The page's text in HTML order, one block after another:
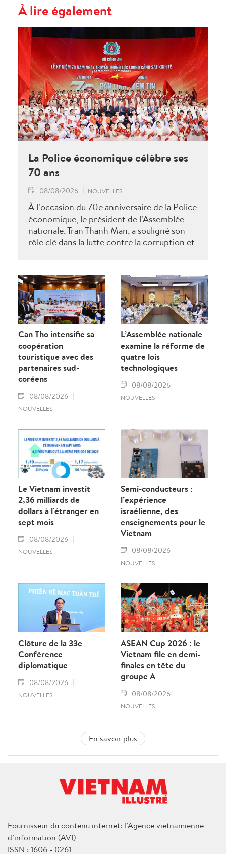
À lire également
La Police économique célèbre ses
70 ans
08/08/2026 NOUVELLES
À l’occasion du 70e anniversaire de la Police
économique, le président de l’Assemblée
nationale, Tran Thanh Man, a souligné son
rôle clé dans la lutte contre la corruption et
Can Tho intensifie sa
coopération
touristique avec des
partenaires sud-
coréens
08/08/2026
NOUVELLES
L’Assemblée nationale
examine la réforme de
quatre lois
technologiques
08/08/2026
NOUVELLES
Le Vietnam investit
2,36 milliards de
dollars à l'étranger en
sept mois
08/08/2026
NOUVELLES
Semi-conducteurs :
l’expérience
israélienne, des
enseignements pour le
Vietnam
08/08/2026
NOUVELLES
Clôture de la 33e
Conférence
diplomatique
08/08/2026
NOUVELLES
ASEAN Cup 2026 : le
Vietnam file en demi-
finales en tête du
groupe A
08/08/2026
NOUVELLES
En savoir plus
Fournisseur du contenu internet: l’Agence vietnamienne
d’information (AVI)
ISSN : 1606 - 0261